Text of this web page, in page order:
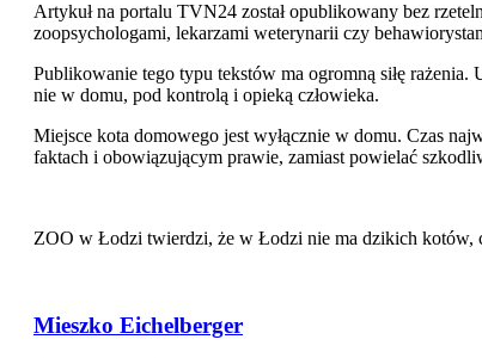
Artykuł na portalu TVN24 został opublikowany bez
zoopsychologami, lekarzami weterynarii czy
Publikowanie tego typu tekstów ma ogromną siłę
nie w domu, pod kontrolą i opieką człowieka.
Miejsce kota domowego jest wyłącznie w domu. Czas
faktach i obowiązującym prawie, zamiast powielać
ZOO w Łodzi twierdzi, że w Łodzi nie ma dzikich kotów,
Mieszko Eichelberger